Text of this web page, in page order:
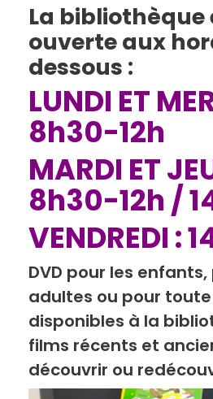
La bibliothèque
ouverte aux
dessous :
LUNDI ET
8h30-12h
MARDI ET
8h30-12h /
VENDREDI :
DVD pour les enfants,
adultes ou pour
disponibles à la
films récents et
découvrir ou